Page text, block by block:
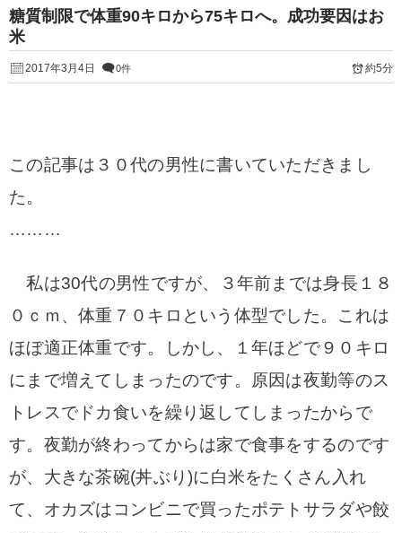
糖質制限で体重90キロから75キロへ。成功要因はお
米
2017年3月4日 0件 約5分
この記事は３０代の男性に書いていただきまし
た。
………
私は30代の男性ですが、３年前までは身長１８
０ｃｍ、体重７０キロという体型でした。これは
ほぼ適正体重です。しかし、１年ほどで９０キロ
にまで増えてしまったのです。原因は夜勤等のス
トレスでドカ食いを繰り返してしまったからで
す。夜勤が終わってからは家で食事をするのです
が、大きな茶碗(丼ぶり)に白米をたくさん入れ
て、オカズはコンビニで買ったポテトサラダや餃